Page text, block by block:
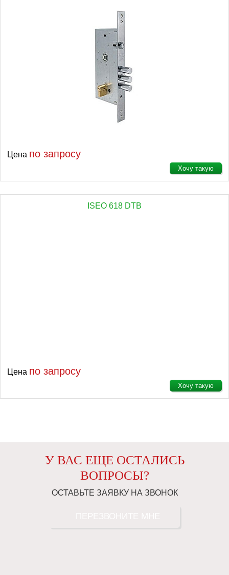
Цена по запросу
Хочу такую
ISEO 618 DTB
Цена по запросу
Хочу такую
У ВАС ЕЩЕ ОСТАЛИСЬ
ВОПРОСЫ?
ОСТАВЬТЕ ЗАЯВКУ НА ЗВОНОК